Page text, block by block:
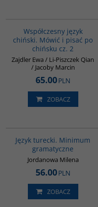
Współczesny język
chiński. Mówić i pisać po
chińsku cz. 2
Zajdler Ewa / Li-Piszczek Qian
/ Jacoby Marcin
65.00PLN
ZOBACZ
Język turecki. Minimum
gramatyczne
Jordanowa Milena
56.00PLN
ZOBACZ